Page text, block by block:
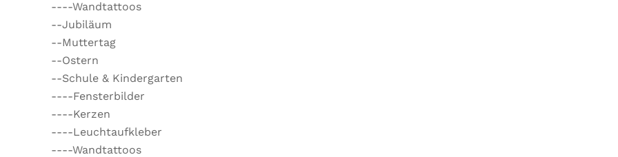
----Wandtattoos
--Jubiläum
--Muttertag
--Ostern
--Schule & Kindergarten
----Fensterbilder
----Kerzen
----Leuchtaufkleber
----Wandtattoos